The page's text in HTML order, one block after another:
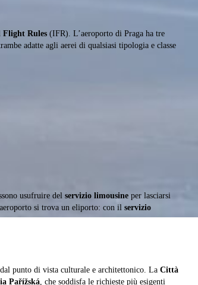
Flight Rules (IFR). L’aeroporto di Praga ha tre
adatte agli aerei di qualsiasi tipologia e classe
usufruire del servizio limousine per lasciarsi
si trova un eliporto: con il servizio
punto di vista culturale e architettonico. La Città
Pařížská , che soddisfa le richieste più esigenti